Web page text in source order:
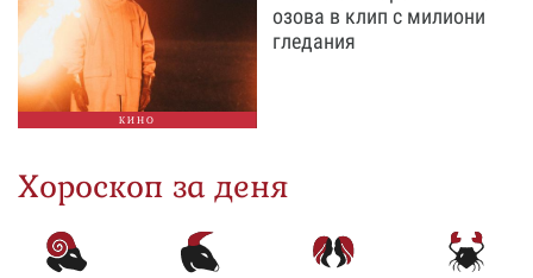
КИНО
озова в клип с милиони
гледания
Хороскоп за деня